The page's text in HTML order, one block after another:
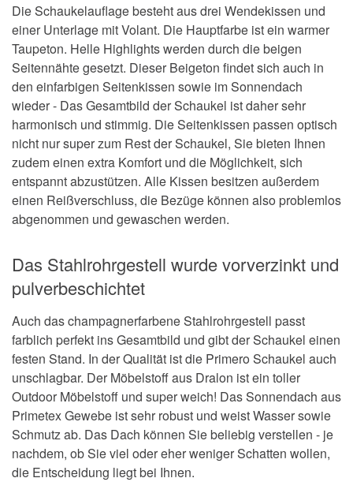
Die Schaukelauflage besteht aus drei Wendekissen und
einer Unterlage mit Volant. Die Hauptfarbe ist ein warmer
Taupeton. Helle Highlights werden durch die beigen
Seitennähte gesetzt. Dieser Beigeton findet sich auch in
den einfarbigen Seitenkissen sowie im Sonnendach
wieder - Das Gesamtbild der Schaukel ist daher sehr
harmonisch und stimmig. Die Seitenkissen passen optisch
nicht nur super zum Rest der Schaukel, Sie bieten Ihnen
zudem einen extra Komfort und die Möglichkeit, sich
entspannt abzustützen. Alle Kissen besitzen außerdem
einen Reißverschluss, die Bezüge können also problemlos
abgenommen und gewaschen werden.
Das Stahlrohrgestell wurde vorverzinkt und
pulverbeschichtet
Auch das champagnerfarbene Stahlrohrgestell passt
farblich perfekt ins Gesamtbild und gibt der Schaukel einen
festen Stand. In der Qualität ist die Primero Schaukel auch
unschlagbar. Der Möbelstoff aus Dralon ist ein toller
Outdoor Möbelstoff und super weich! Das Sonnendach aus
Primetex Gewebe ist sehr robust und weist Wasser sowie
Schmutz ab. Das Dach können Sie beliebig verstellen - je
nachdem, ob Sie viel oder eher weniger Schatten wollen,
die Entscheidung liegt bei Ihnen.